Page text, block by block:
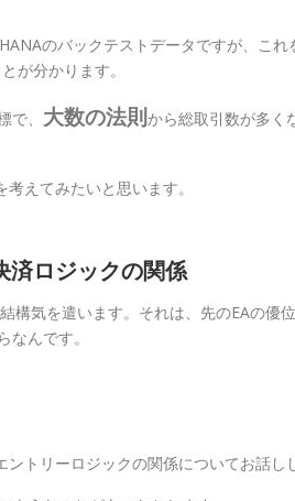
のバックテストデータですが、こ
が分かります。
、 大数の法則から総取引数が多く
えてみたいと思います。
済ロジックの関係
構気を遣います。それは、先のEAの優
んです。
トリーロジックの関係についてお話し